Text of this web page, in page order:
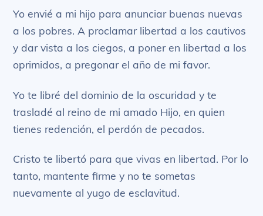
Yo envié a mi hijo para anunciar buenas nuevas
a los pobres. A proclamar libertad a los cautivos
y dar vista a los ciegos, a poner en libertad a los
oprimidos, a pregonar el año de mi favor.
Yo te libré del dominio de la oscuridad y te
trasladé al reino de mi amado Hijo, en quien
tienes redención, el perdón de pecados.
Cristo te libertó para que vivas en libertad. Por lo
tanto, mantente firme y no te sometas
nuevamente al yugo de esclavitud.